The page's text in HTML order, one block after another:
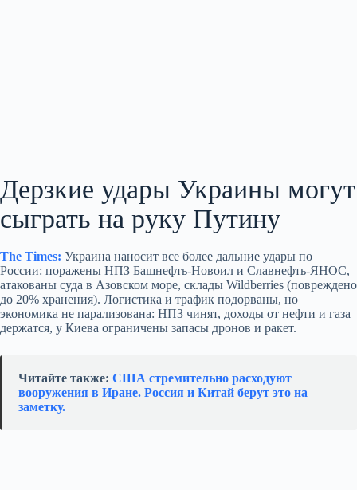
Дерзкие удары Украины могут
сыграть на руку Путину
The Times: Украина наносит все более дальние удары по
России: поражены НПЗ Башнефть‑Новоил и Славнефть‑ЯНОС,
атакованы суда в Азовском море, склады Wildberries (повреждено
до 20% хранения). Логистика и трафик подорваны, но
экономика не парализована: НПЗ чинят, доходы от нефти и газа
держатся, у Киева ограничены запасы дронов и ракет.
Читайте также: США стремительно расходуют
вооружения в Иране. Россия и Китай берут это на
заметку.